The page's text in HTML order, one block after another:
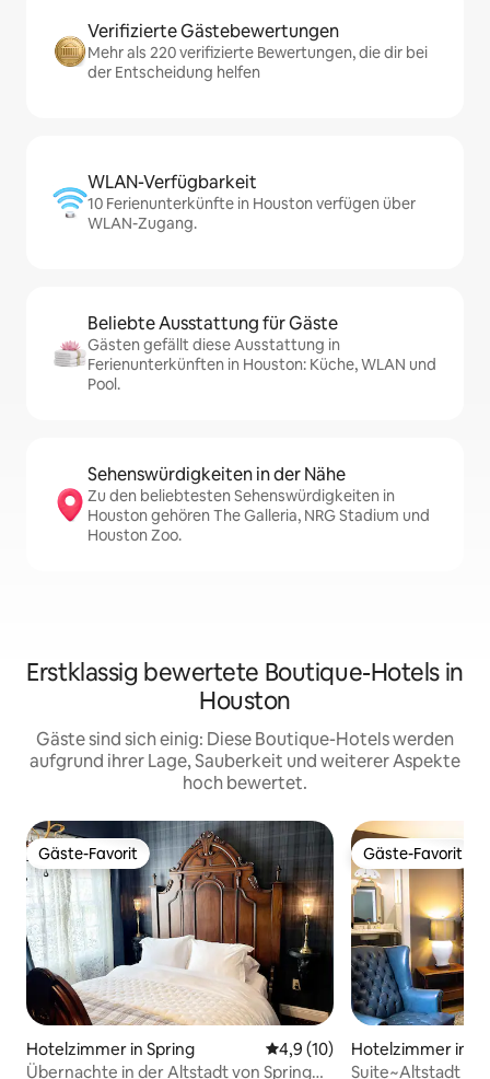
Verifizierte Gästebewertungen
Mehr als 220 verifizierte Bewertungen, die dir bei
der Entscheidung helfen
WLAN-Verfügbarkeit
10 Ferienunterkünfte in Houston verfügen über
WLAN-Zugang.
Beliebte Ausstattung für Gäste
Gästen gefällt diese Ausstattung in
Ferienunterkünften in Houston: Küche, WLAN und
Pool.
Sehenswürdigkeiten in der Nähe
Zu den beliebtesten Sehenswürdigkeiten in
Houston gehören The Galleria, NRG Stadium und
Houston Zoo.
Erstklassig bewertete Boutique-Hotels in
Houston
Gäste sind sich einig: Diese Boutique-Hotels werden
aufgrund ihrer Lage, Sauberkeit und weiterer Aspekte
hoch bewertet.
Gäste-Favorit
Gäste-Favorit
Hotelzimmer in Spring Durchschnittliche
4,9 (10)
Übernachte in der Altstadt von Spring
Gäste-Favorit
Gäste-Favorit
Hotelzimmer in
Suite~Altstadt